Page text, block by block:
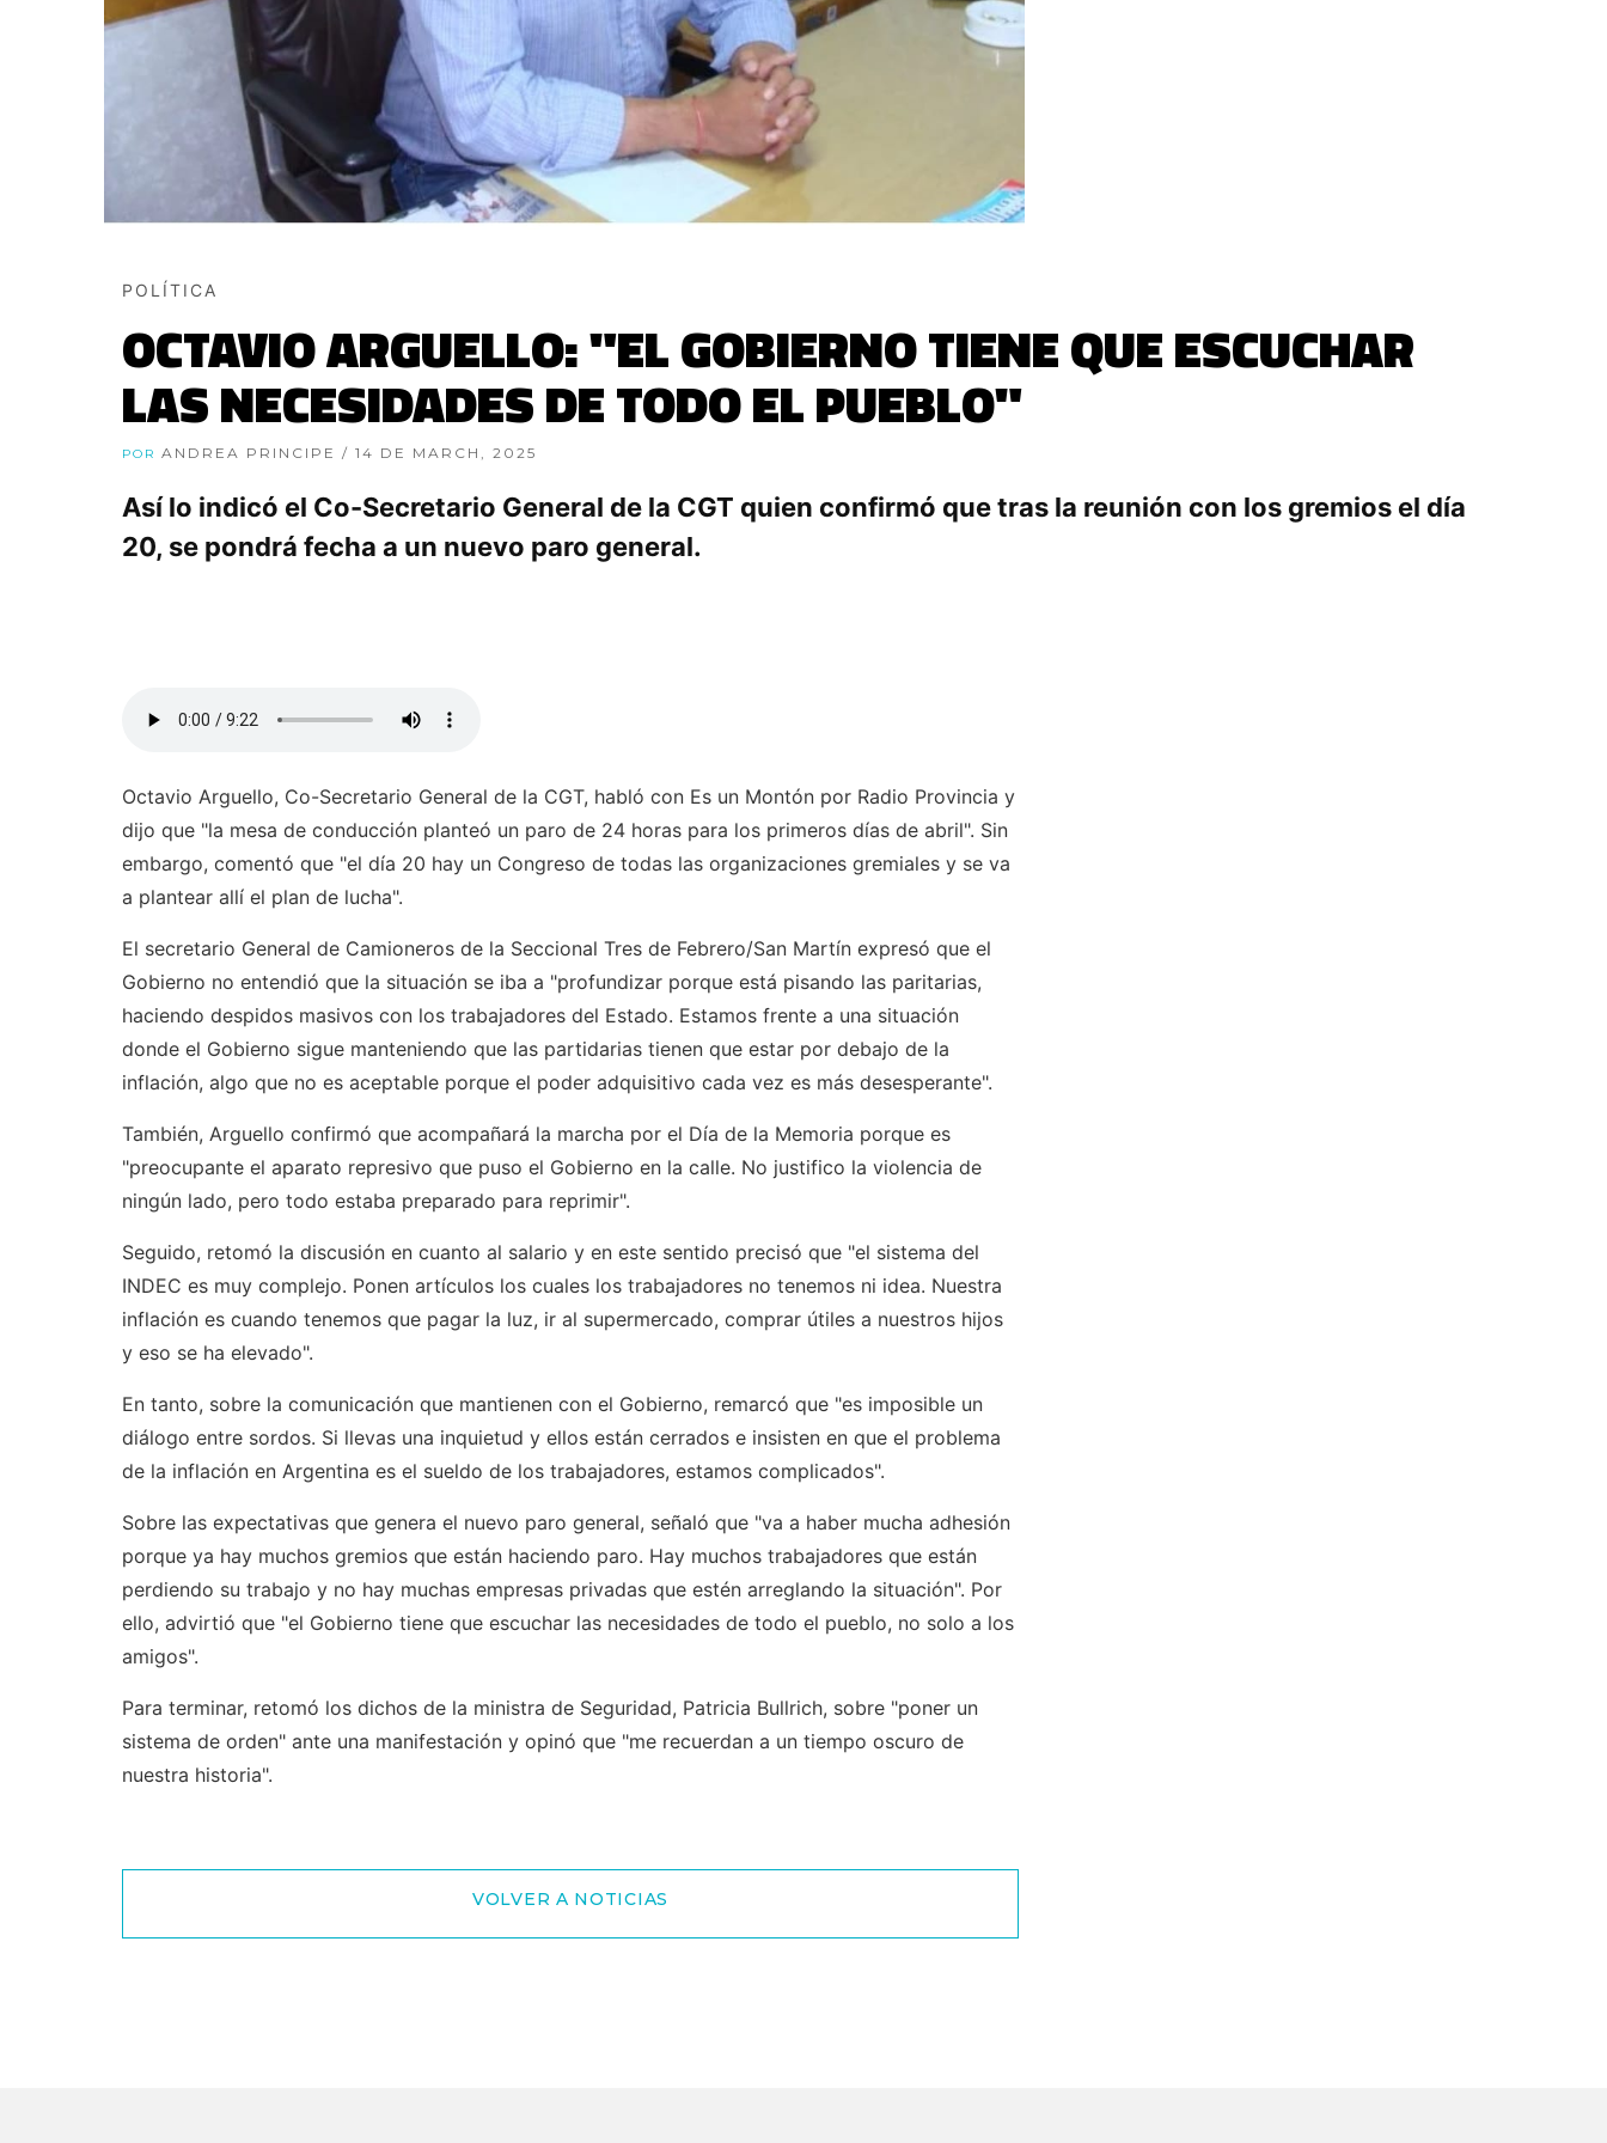
POLÍTICA
OCTAVIO ARGUELLO: "EL GOBIERNO TIENE QUE ESCUCHAR
LAS NECESIDADES DE TODO EL PUEBLO"
POR ANDREA PRINCIPE / 14 DE MARCH, 2025
Así lo indicó el Co-Secretario General de la CGT quien confirmó que tras la reunión con los gremios el día
20, se pondrá fecha a un nuevo paro general.
Octavio Arguello, Co-Secretario General de la CGT, habló con Es un Montón por Radio Provincia y
dijo que "la mesa de conducción planteó un paro de 24 horas para los primeros días de abril". Sin
embargo, comentó que "el día 20 hay un Congreso de todas las organizaciones gremiales y se va
a plantear allí el plan de lucha".
El secretario General de Camioneros de la Seccional Tres de Febrero/San Martín expresó que el
Gobierno no entendió que la situación se iba a "profundizar porque está pisando las paritarias,
haciendo despidos masivos con los trabajadores del Estado. Estamos frente a una situación
donde el Gobierno sigue manteniendo que las partidarias tienen que estar por debajo de la
inflación, algo que no es aceptable porque el poder adquisitivo cada vez es más desesperante".
También, Arguello confirmó que acompañará la marcha por el Día de la Memoria porque es
"preocupante el aparato represivo que puso el Gobierno en la calle. No justifico la violencia de
ningún lado, pero todo estaba preparado para reprimir".
Seguido, retomó la discusión en cuanto al salario y en este sentido precisó que "el sistema del
INDEC es muy complejo. Ponen artículos los cuales los trabajadores no tenemos ni idea. Nuestra
inflación es cuando tenemos que pagar la luz, ir al supermercado, comprar útiles a nuestros hijos
y eso se ha elevado".
En tanto, sobre la comunicación que mantienen con el Gobierno, remarcó que "es imposible un
diálogo entre sordos. Si llevas una inquietud y ellos están cerrados e insisten en que el problema
de la inflación en Argentina es el sueldo de los trabajadores, estamos complicados".
Sobre las expectativas que genera el nuevo paro general, señaló que "va a haber mucha adhesión
porque ya hay muchos gremios que están haciendo paro. Hay muchos trabajadores que están
perdiendo su trabajo y no hay muchas empresas privadas que estén arreglando la situación". Por
ello, advirtió que "el Gobierno tiene que escuchar las necesidades de todo el pueblo, no solo a los
amigos".
Para terminar, retomó los dichos de la ministra de Seguridad, Patricia Bullrich, sobre "poner un
sistema de orden" ante una manifestación y opinó que "me recuerdan a un tiempo oscuro de
nuestra historia".
VOLVER A NOTICIAS